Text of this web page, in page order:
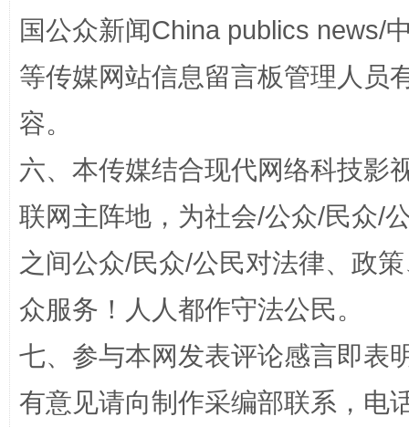
网上购药对药下症？
国公众新闻China publics news/
等传媒网站信息留言板管理人员
容。
六、本传媒结合现代网络科技影
联网主阵地，为社会/公众/民众/
之间公众/民众/公民对法律、政
众服务！人人都作守法公民。
七、参与本网发表评论感言即表
有意见请向制作采编部联系，电